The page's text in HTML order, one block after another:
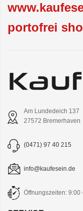
portofrei
Am Lundedeich 137
27572 Bremerhaven
(0471) 97 40 215
info@kaufesein.de
Öffnungszeiten: 9:00